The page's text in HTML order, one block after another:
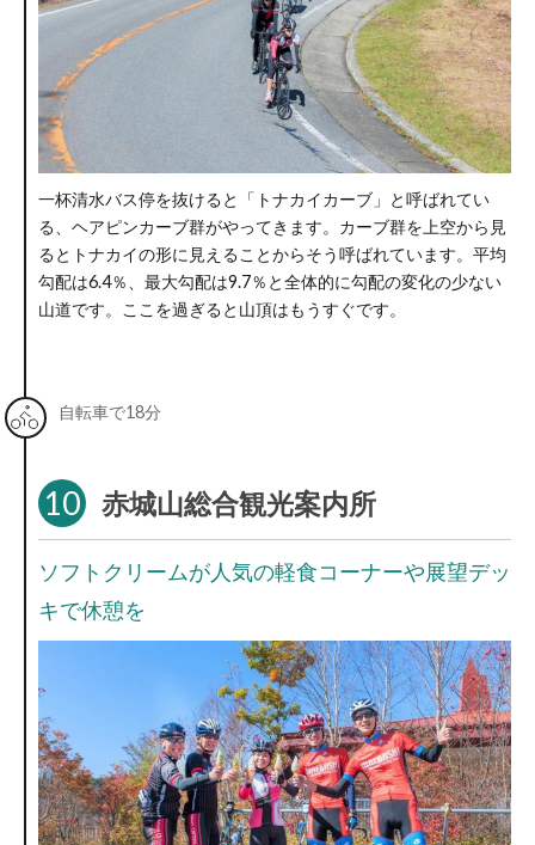
一杯清水バス停を抜けると「トナカイカーブ」と呼ばれてい
る、ヘアピンカーブ群がやってきます。カーブ群を上空から見
るとトナカイの形に見えることからそう呼ばれています。平均
勾配は6.4％、最大勾配は9.7％と全体的に勾配の変化の少ない
山道です。ここを過ぎると山頂はもうすぐです。
自転車で18分
10 赤城山総合観光案内所
ソフトクリームが人気の軽食コーナーや展望デッ
キで休憩を